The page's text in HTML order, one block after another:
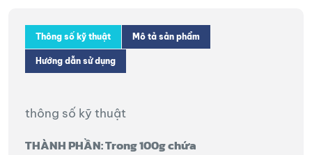
Thông số kỹ thuật Mô tả sản phẩm
Hướng dẫn sử dụng
thông số kỹ thuật
THÀNH PHẦN: Trong 100g chứa